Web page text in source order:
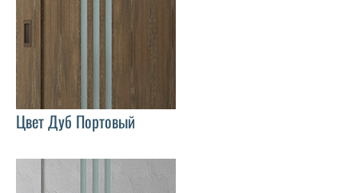
Цвет Дуб Портовый